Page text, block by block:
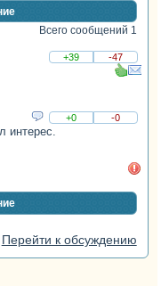
Всего сообщений 1
+39 -47
+0 -0
интерес.
Перейти к обсуждению